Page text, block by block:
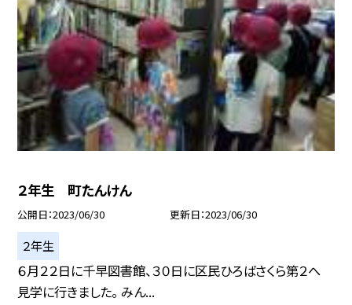
２年生 町たんけん
公開日 2023/06/30 更新日 2023/06/30
２年生
６月２２日に千早図書館、３０日に区民ひろばさくら第２へ
見学に行きました。 みん...